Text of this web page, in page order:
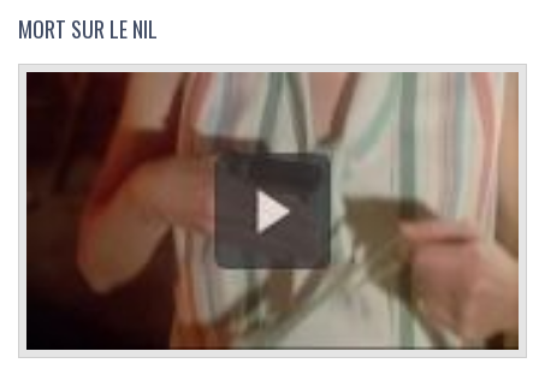
MORT SUR LE NIL